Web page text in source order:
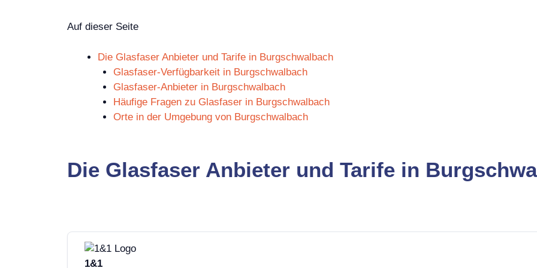
Auf dieser Seite
Die Glasfaser Anbieter und Tarife in Burgschwalbach
Glasfaser-Verfügbarkeit in Burgschwalbach
Glasfaser-Anbieter in Burgschwalbach
Häufige Fragen zu Glasfaser in Burgschwalbach
Orte in der Umgebung von Burgschwalbach
Die Glasfaser Anbieter und Tarife in
1&1